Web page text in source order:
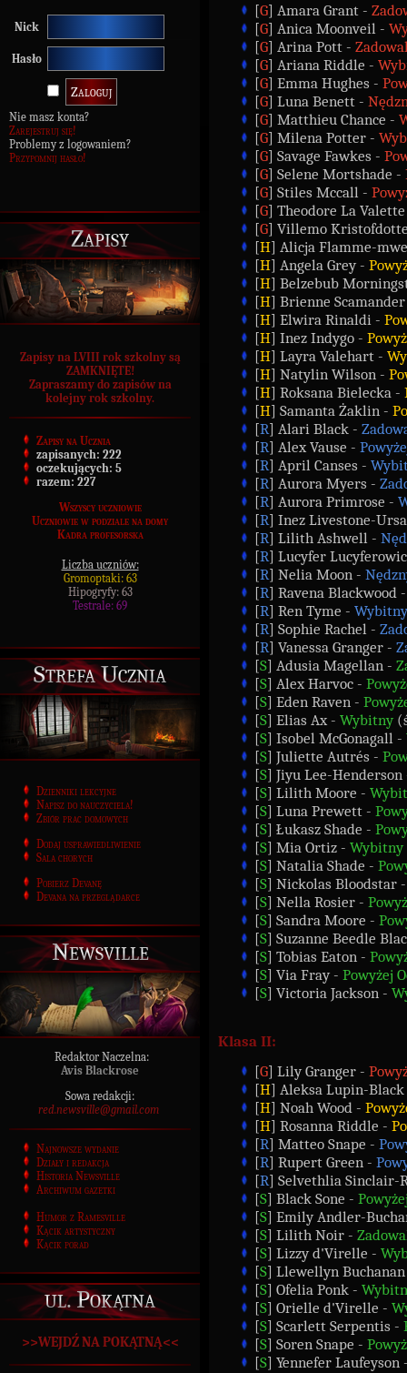
Nick
Hasło
Nie masz konta?
Zarejestruj się!
Problemy z logowaniem?
Przypomnij hasło!
Zapisy
Zapisy na LVIII rok szkolny są
ZAMKNIĘTE!
Zapraszamy do zapisów na
kolejny rok szkolny.
Zapisy na Ucznia
zapisanych: 222
oczekujących: 5
razem: 227
Wszyscy uczniowie
Uczniowie w podziale na domy
Kadra profesorska
Liczba uczniów:
Gromoptaki: 63
Hipogryfy: 63
Testrale: 69
Strefa Ucznia
Dzienniki lekcyjne
Napisz do nauczyciela!
Zbiór prac domowych
Dodaj usprawiedliwienie
Sala chorych
Pobierz Devanę
Devana na przeglądarce
Newsville
Redaktor Naczelna:
Avis Blackrose
Sowa redakcji:
red.newsville@gmail.com
Najnowsze wydanie
Działy i redakcja
Historia Newsville
Archiwum gazetki
Humor z Ramesville
Kącik artystyczny
Kącik porad
ul. Pokątna
>>WEJDŹ NA POKĄTNĄ<<
[G] Amara Grant -
[G] Anica Moonveil -
[G] Arina Pott -
[G] Ariana Riddle -
[G] Emma Hughes -
[G] Luna Benett -
[G] Matthieu Chance -
[G] Milena Potter -
[G] Savage Fawkes -
[G] Selene Mortshade -
[G] Stiles Mccall -
[G] Theodore La
[G] Villemo
[H] Alicja Flamme-
[H] Angela Grey -
[H] Belzebub
[H] Brienne
[H] Elwira Rinaldi -
[H] Inez Indygo -
[H] Layra Valehart -
[H] Natylin Wilson -
[H] Roksana Bielecka -
[H] Samanta Żaklin -
[R] Alari Black -
[R] Alex Vause -
[R] April Canses -
[R] Aurora Myers -
[R] Aurora Primrose -
[R] Inez Livestone-
[R] Lilith Ashwell -
[R] Lucyfer
[R] Nelia Moon -
[R] Ravena Blackwood
[R] Ren Tyme - Wybitny
[R] Sophie Rachel -
[R] Vanessa Granger -
[S] Adusia Magellan -
[S] Alex Harvoc -
[S] Eden Raven -
[S] Elias Ax - Wybitny
[S] Isobel McGonagall -
[S] Juliette Autrés -
[S] Jiyu Lee-
[S] Lilith Moore -
[S] Luna Prewett -
[S] Łukasz Shade -
[S] Mia Ortiz - Wybitny
[S] Natalia Shade -
[S] Nickolas Bloodstar
[S] Nella Rosier -
[S] Sandra Moore -
[S] Suzanne Beedle
[S] Tobias Eaton -
[S] Via Fray - Powyżej
[S] Victoria Jackson -
Klasa II:
[G] Lily Granger -
[H] Aleksa Lupin-
[H] Noah Wood -
[H] Rosanna Riddle -
[R] Matteo Snape -
[R] Rupert Green -
[R] Selvethlia Sinclair-
[S] Black Sone -
[S] Emily Andler-
[S] Lilith Noir -
[S] Lizzy d'Virelle -
[S] Llewellyn
[S] Ofelia Ponk -
[S] Orielle d'Virelle -
[S] Scarlett Serpentis -
[S] Soren Snape -
[S] Yennefer Laufeyson